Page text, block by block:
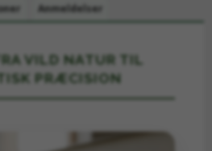
Anmeldelser
VILD NATUR TIL
PRÆCISION